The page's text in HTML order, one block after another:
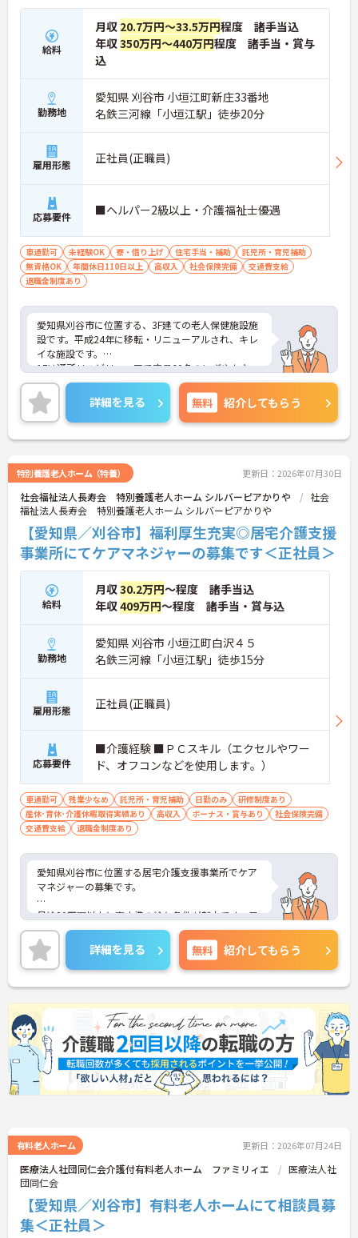
給料
月収 20.7万円～33.5万円程度 諸手当込
年収350万円～440万円程度 諸手当・賞与
込
勤務地
愛知県 刈谷市 小垣江町新庄33番地
名鉄三河線「小垣江駅」徒歩20分
雇用形態 正社員(正職員)
応募要件 ■ヘルパー2級以上・介護福祉士優遇
車通勤可 未経験OK 寮・借り上げ 住宅手当・補助
託児所・育児補助
無資格OK
年間休日110日以上 高収入 社会保険完備
交通費支給
退職金制度あり
愛知県刈谷市に位置する、3F建ての老人保健施設施
設です。平成24年に移転・リニューアルされ、キレ
イな施設です。
1Fは通所リハビリフロアで定員60名のにぎやかなフ
ロアです。プレイスペースとリハビリスペースでコ
グニサイズや脳トレなどをします。2F・3Fが入所ス
ペースとなっており、2Fが認知床フロア（40床）、
3Fが一般フロア (60床)です。
介護ロボットの導入、電子カルテの導入見込みな
取り入れている施設です。また、在宅復帰にもちか
らを入れており、明るく活気のある職場です。
風通しの良い職場なので、目安箱などを通じて職員
の意見が反映されやすくなっております。
少しでも興味をお持ちの方は、お電話にて詳細をお
伝え致しますのでお気軽にお問い合わせ下さい♪
詳細を見る 無料 紹介してもらう
特別養護老人ホーム（特養） 更新日：2026年07月30日
社会福祉法人長寿会 特別養護老人ホーム シルバーピアかりや
社会
福祉法人長寿会 特別養護老人ホーム シルバーピアかりや
【愛知県／刈谷市】福利厚生充実◎居宅介護支援
事業所にてケアマネジャーの募集です＜正社員＞
給料
月収30.2万円～程度 諸手当込
年収409万円～程度 諸手当・賞与込
勤務地
愛知県 刈谷市 小垣江町白沢４５
名鉄三河線「小垣江駅」徒歩15分
雇用形態 正社員(正職員)
応募要件
■介護経験 ■ＰＣスキル（エクセルやワー
ド、オフコンなどを使用します。）
車通勤可 残業少なめ 託児所・育児補助 日勤のみ
研修制度あり
産休･育休･介護休暇取得実績あり
高収入 ボーナス・賞与あり
社会保険完備
交通費支給
退職金制度あり
愛知県刈谷市に位置する居宅介護支援事業所でケア
マネジャーの募集です。
月給30万円以上と高水準の給与条件が魅力です。日
勤帯のみの勤務で時間外労働もなく、ワークライフ
バランスを大切にしながら働けます。介護支援専門
員資格と介護経験を活かし、利用者様やご家族様の
在宅生活を支えるやりがいのある環境です。賞与支
給実績や昇給実績もあり、長期的なキャリア形成を
目指せます。
？
■ 日勤のみで働きやすい職場環境
・年間休日109日です
■ 安定収入を目指せる待遇面
詳細を見る 無料 紹介してもらう
有料老人ホーム 更新日：2026年07月24日
医療法人社団同仁会介護付有料老人ホーム ファミリィエ
医療法人社
団同仁会
【愛知県／刈谷市】有料老人ホームにて相談員募
集＜正社員＞